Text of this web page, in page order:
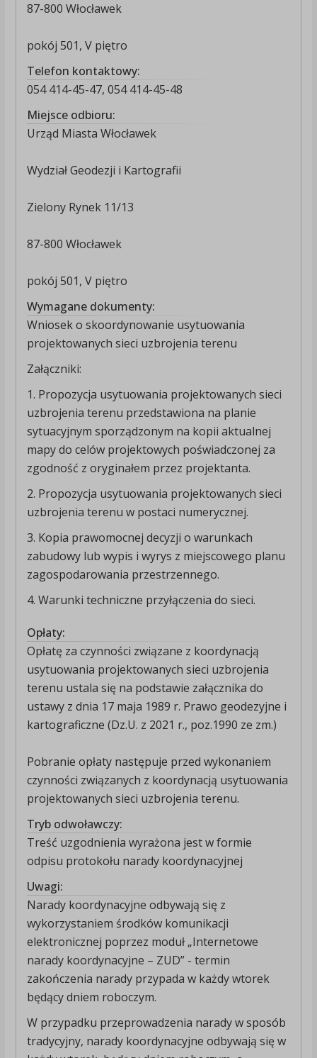
87-800 Włocławek
pokój 501, V piętro
Telefon kontaktowy:
054 414-45-47, 054 414-45-48
Miejsce odbioru:
Urząd Miasta Włocławek
Wydział Geodezji i Kartografii
Zielony Rynek 11/13
87-800 Włocławek
pokój 501, V piętro
Wymagane dokumenty:
Wniosek o skoordynowanie usytuowania
projektowanych sieci uzbrojenia terenu
Załączniki:
1. Propozycja usytuowania projektowanych sieci
uzbrojenia terenu przedstawiona na planie
sytuacyjnym sporządzonym na kopii aktualnej
mapy do celów projektowych poświadczonej za
zgodność z oryginałem przez projektanta.
2. Propozycja usytuowania projektowanych sieci
uzbrojenia terenu w postaci numerycznej.
3. Kopia prawomocnej decyzji o warunkach
zabudowy lub wypis i wyrys z miejscowego planu
zagospodarowania przestrzennego.
4. Warunki techniczne przyłączenia do sieci.
Opłaty:
Opłatę za czynności związane z koordynacją
usytuowania projektowanych sieci uzbrojenia
terenu ustala się na podstawie załącznika do
ustawy z dnia 17 maja 1989 r. Prawo geodezyjne i
kartograficzne (Dz.U. z 2021 r., poz.1990 ze zm.)
Pobranie opłaty następuje przed wykonaniem
czynności związanych z koordynacją usytuowania
projektowanych sieci uzbrojenia terenu.
Tryb odwoławczy:
Treść uzgodnienia wyrażona jest w formie
odpisu protokołu narady koordynacyjnej
Uwagi:
Narady koordynacyjne odbywają się z
wykorzystaniem środków komunikacji
elektronicznej poprzez moduł „Internetowe
narady koordynacyjne – ZUD” - termin
zakończenia narady przypada w każdy wtorek
będący dniem roboczym.
W przypadku przeprowadzenia narady w sposób
tradycyjny, narady koordynacyjne odbywają się w